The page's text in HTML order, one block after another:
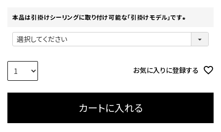
本品は引掛けシーリングに取り付け可能な「引掛けモデル」です
(
お気に入りに登録する
カートに入れる